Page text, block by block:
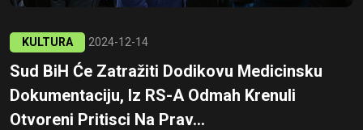
KULTURA 2024-12-14
Sud BiH Će Zatražiti Dodikovu Medicinsku
Dokumentaciju, Iz RS-A Odmah Krenuli
Otvoreni Pritisci Na Prav...